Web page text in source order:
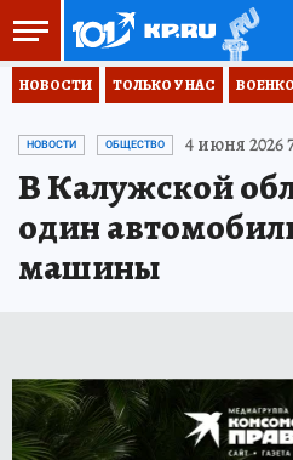
НОВОСТИ ТОЛЬКО У НАС
НОВОСТИ ОБЩЕСТВО 4 июня 2026
В Калужской
один
машины